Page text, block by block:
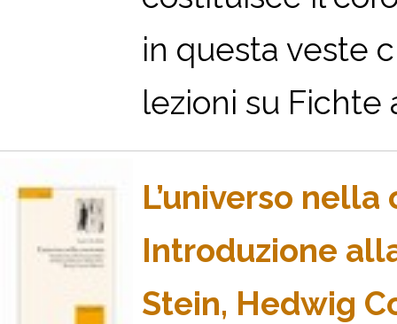
in questa veste
lezioni su Fichte
L’universo nella
Introduzione
Stein, Hedwig